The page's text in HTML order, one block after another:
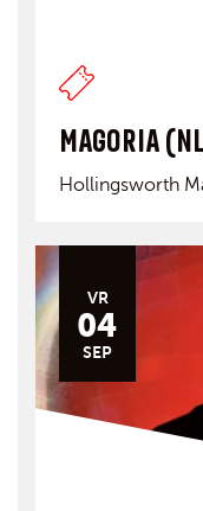
MAGORIA
Hollingsworth
VR
04
SEP